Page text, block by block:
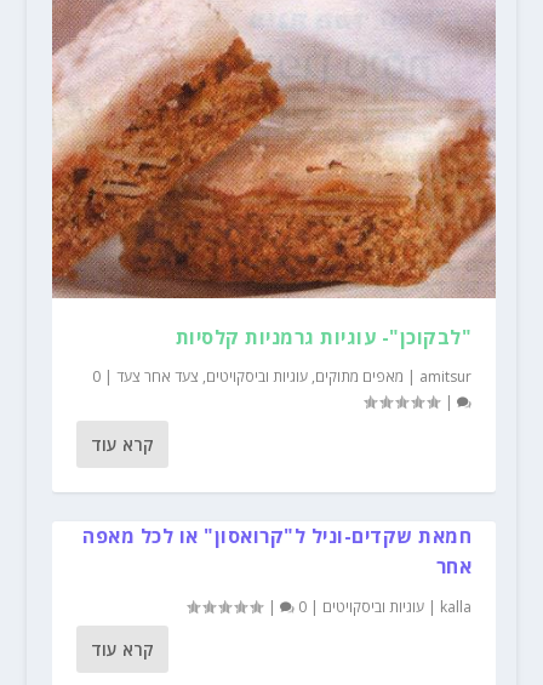
"לבקוכן"- עוגיות גרמניות קלסיות
amitsur
| מאפים מתוקים, עוגיות וביסקויטים, צעד אחר צעד|
0
|
קרא עוד
חמאת שקדים-וניל ל"קרואסון" או לכל מאפה
אחר
kalla
| עוגיות וביסקויטים |
0
|
קרא עוד